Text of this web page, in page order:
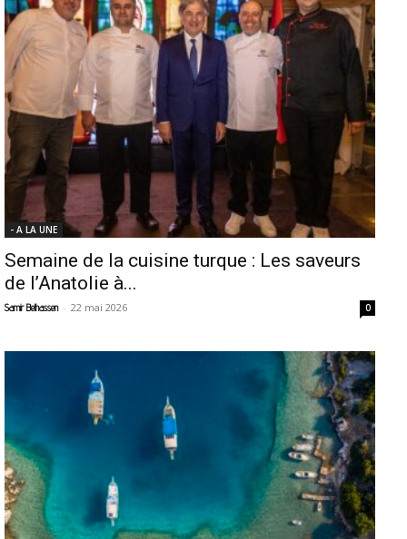
- A LA UNE
Semaine de la cuisine turque : Les saveurs
de l’Anatolie à...
Samir Belhassen - 22 mai 2026 0